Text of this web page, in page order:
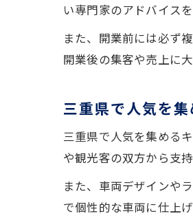
い専門家のアドバイス
また、開業前には必ず
開業後の集客や売上に
三重県で人気を
三重県で人気を集める
や観光客の双方から支
また、車両デザインや
で個性的な車両に仕上